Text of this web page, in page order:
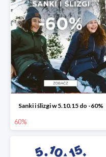
Sanki i ślizgi w 5.10.15 do -60%
60%